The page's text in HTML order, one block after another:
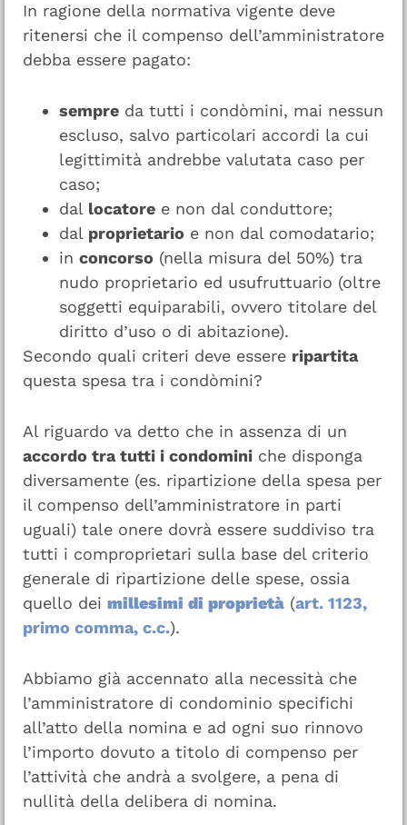
In ragione della normativa vigente deve
ritenersi che il compenso dell’amministratore
debba essere pagato:
sempre da tutti i condòmini, mai nessun
escluso, salvo particolari accordi la cui
legittimità andrebbe valutata caso per
caso;
dal locatore e non dal conduttore;
dal proprietario e non dal comodatario;
in concorso (nella misura del 50%) tra
nudo proprietario ed usufruttuario (oltre
soggetti equiparabili, ovvero titolare del
diritto d’uso o di abitazione).
Secondo quali criteri deve essere ripartita
questa spesa tra i condòmini?
Al riguardo va detto che in assenza di un
accordo tra tutti i condomini che disponga
diversamente (es. ripartizione della spesa per
il compenso dell’amministratore in parti
uguali) tale onere dovrà essere suddiviso tra
tutti i comproprietari sulla base del criterio
generale di ripartizione delle spese, ossia
quello dei millesimi di proprietà (art. 1123,
primo comma, c.c.).
Abbiamo già accennato alla necessità che
l’amministratore di condominio specifichi
all’atto della nomina e ad ogni suo rinnovo
l’importo dovuto a titolo di compenso per
l’attività che andrà a svolgere, a pena di
nullità della delibera di nomina.